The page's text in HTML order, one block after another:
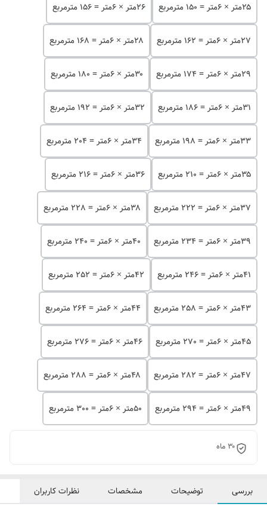
۲۵متر × 6متر = 150 مترمربع ۲۶متر × 6متر = 156 مترمربع
۲۷متر × 6متر = 162 مترمربع ۲۸متر × 6متر = 168 مترمربع
۲۹متر × 6متر = 174 مترمربع ۳۰متر × 6متر = 180 مترمربع
۳۱متر × 6متر = 186 مترمربع ۳۲متر × 6متر = 192 مترمربع
۳۳متر × 6متر = 198 مترمربع ۳۴متر × 6متر = 204 مترمربع
۳۵متر × 6متر = 210 مترمربع ۳۶متر × 6متر = 216 مترمربع
۳۷متر × 6متر = 222 مترمربع ۳۸متر × 6متر = 228 مترمربع
۳۹متر × 6متر = 234 مترمربع ۴۰متر × 6متر = 240 مترمربع
۴۱متر × 6متر = 246 مترمربع ۴۲متر × 6متر = 252 مترمربع
۴۳متر × 6متر = 258 مترمربع ۴۴متر × 6متر = 264 مترمربع
۴۵متر × 6متر = 270 مترمربع ۴۶متر × 6متر = 276 مترمربع
۴۷متر × 6متر = 282 مترمربع ۴۸متر × 6متر = 288 مترمربع
۴۹متر × 6متر = 294 مترمربع ۵۰متر × 6متر = 300 مترمربع
۳۰ ماه
بررسی توضیحات مشخصات نظرات کاربران